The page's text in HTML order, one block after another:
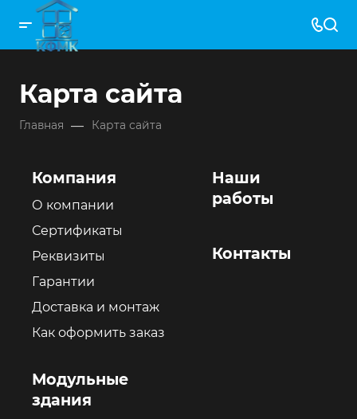
Карта сайта
Главная — Карта сайта
Компания
О компании
Сертификаты
Реквизиты
Гарантии
Доставка и монтаж
Как оформить заказ
Модульные
здания
Наши
работы
Контакты